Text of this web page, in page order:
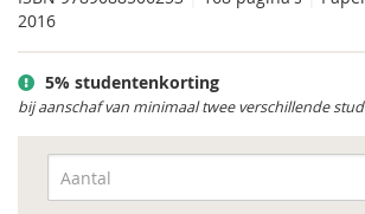
2016
5% studentenkorting
bij aanschaf van minimaal twee verschillende